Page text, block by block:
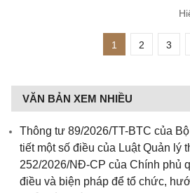
1 2 3
VĂN BẢN XEM NHIỀU
Thông tư 89/2026/TT-BTC của
tiết một số điều của Luật Quản lý
252/2026/NĐ-CP của Chính phủ
điều và biện pháp để tổ chức,